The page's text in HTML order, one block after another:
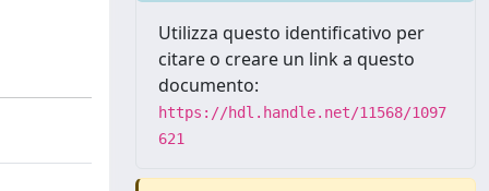
Utilizza questo identificativo per
citare o creare un link a questo
documento:
https://hdl.handle.net/11568/1097
621